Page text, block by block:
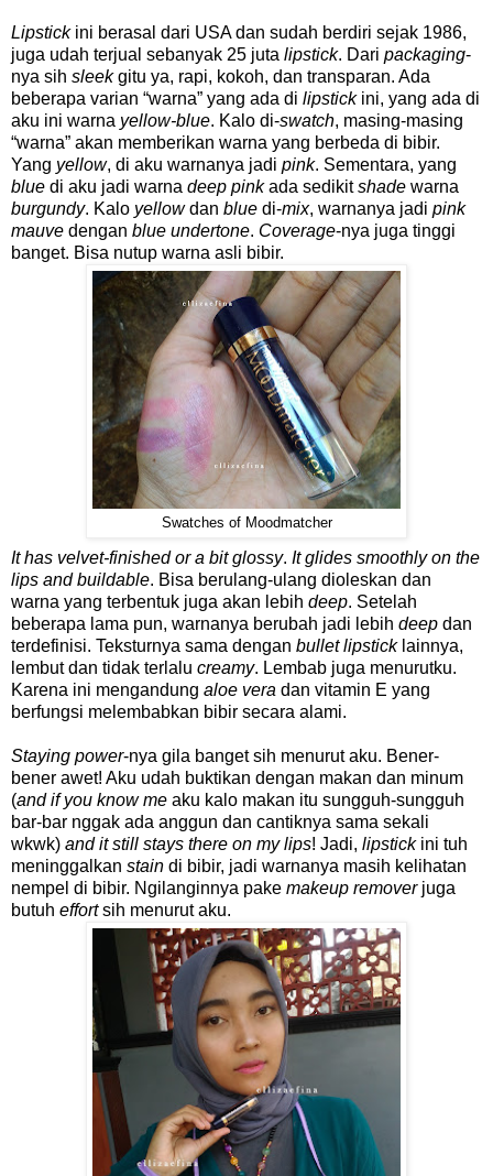
Lipstickini berasal dari USA dan sudah berdiri sejak 1986,
juga udah terjual sebanyak 25 juta lipstick. Dari packaging-
nya sih sleekgitu ya, rapi, kokoh, dan transparan. Ada
beberapa varian “warna” yang ada di lipstickini, yang ada di
aku ini warna yellow-blue. Kalo di-swatch, masing-masing
“warna” akan memberikan warna yang berbeda di bibir.
Yang yellow, di aku warnanya jadi pink. Sementara, yang
blue di aku jadi warna deep pinkada sedikitshade warna
burgundy. Kalo yellowdan blue di-mix, warnanya jadi pink
mauve dengan blue undertone. Coverage-nya juga tinggi
banget. Bisa nutup warna asli bibir.
Swatches of Moodmatcher
It has velvet-finished or a bit glossy. It glides smoothly on the
lips and buildable. Bisa berulang-ulang dioleskan dan
warna yang terbentuk juga akan lebih deep. Setelah
beberapa lama pun, warnanya berubah jadi lebih deep dan
terdefinisi. Teksturnya sama dengan bullet lipsticklainnya,
lembut dan tidak terlalu creamy. Lembab juga menurutku.
Karena ini mengandung aloe vera dan vitamin E yang
berfungsi melembabkan bibir secara alami.
Staying power-nya gila banget sih menurut aku. Bener-
bener awet! Aku udah buktikan dengan makan dan minum
(and if you know me aku kalo makan itu sungguh-sungguh
bar-bar nggak ada anggun dan cantiknya sama sekali
wkwk) and it still stays there on my lips! Jadi, lipstickini tuh
meninggalkan stain di bibir, jadi warnanya masih kelihatan
nempel di bibir. Ngilanginnya pake makeup removerjuga
butuh effortsih menurut aku.